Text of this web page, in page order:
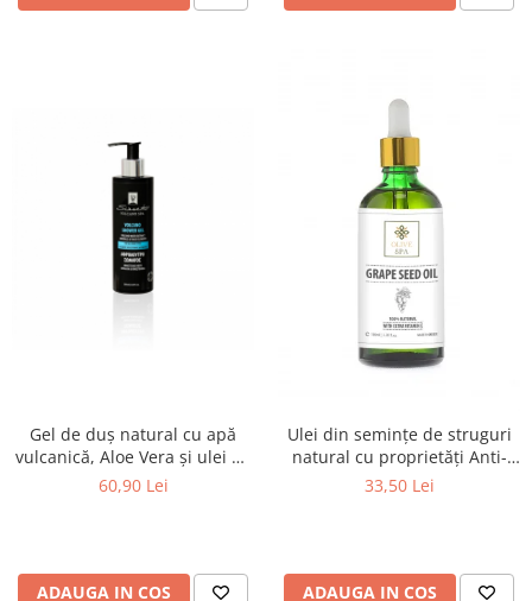
Gel de duș natural cu apă
vulcanică, Aloe Vera și ulei de
măsline - 250ml
60,90 Lei
ADAUGA IN COS
Ulei din semințe de struguri
natural cu proprietăți Anti-
Aging - Olive Spa
33,50 Lei
ADAUGA IN COS